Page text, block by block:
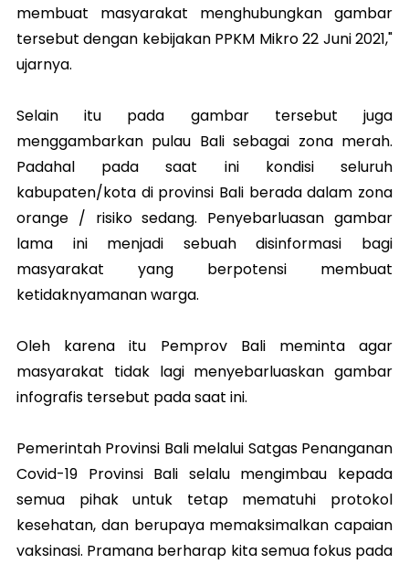
membuat masyarakat menghubungkan gambar
tersebut dengan kebijakan PPKM Mikro 22 Juni 2021,"
ujarnya.
Selain itu pada gambar tersebut juga
menggambarkan pulau Bali sebagai zona merah.
Padahal pada saat ini kondisi seluruh
kabupaten/kota di provinsi Bali berada dalam zona
orange / risiko sedang. Penyebarluasan gambar
lama ini menjadi sebuah disinformasi bagi
masyarakat yang berpotensi membuat
ketidaknyamanan warga.
Oleh karena itu Pemprov Bali meminta agar
masyarakat tidak lagi menyebarluaskan gambar
infografis tersebut pada saat ini.
Pemerintah Provinsi Bali melalui Satgas Penanganan
Covid-19 Provinsi Bali selalu mengimbau kepada
semua pihak untuk tetap mematuhi protokol
kesehatan, dan berupaya memaksimalkan capaian
vaksinasi. Pramana berharap kita semua fokus pada